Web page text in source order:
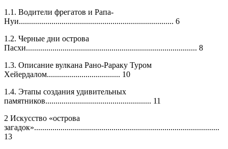
1.1. Водители фрегатов и Рапа-
Нуи............................................................................ 6
1.2. Черные дни острова
Пасхи.................................................................................... 8
1.3. Описание вулкана Рано-Рараку Туром
Хейердалом.................................... 10
1.4. Этапы создания удивительных
памятников.................................................... 11
2 Искусство «острова
загадок»...........................................................................................
13